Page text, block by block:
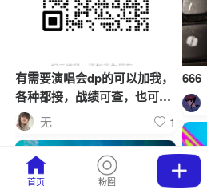
有需要演唱会dp的可以加我，
各种都接，战绩可查，也可以
找我了解了解
无 1
666
首页 粉圈